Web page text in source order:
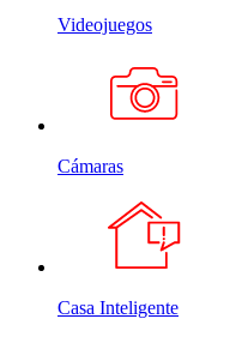
Videojuegos
Cámaras
Casa Inteligente